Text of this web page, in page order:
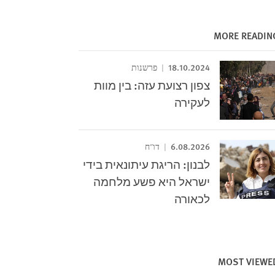
MORE
18.10.2024 פרשנות
צפון רצועת עזה: בין מוות
לעקירה
6.08.2026 דו"ח
לבנון: הריגת עיתונאית בידי
ישראל היא פשע מלחמה
לכאורה
MOST